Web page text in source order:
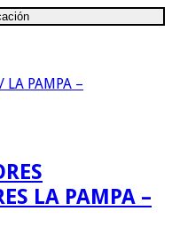
LA PAMPA –
LA PAMPA –